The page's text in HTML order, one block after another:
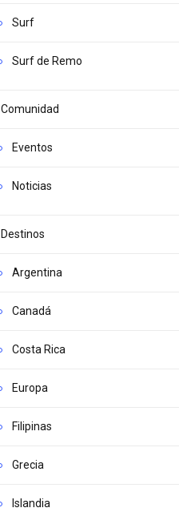
Surf
Surf de Remo
Comunidad
Eventos
Noticias
Destinos
Argentina
Canadá
Costa Rica
Europa
Filipinas
Grecia
Islandia